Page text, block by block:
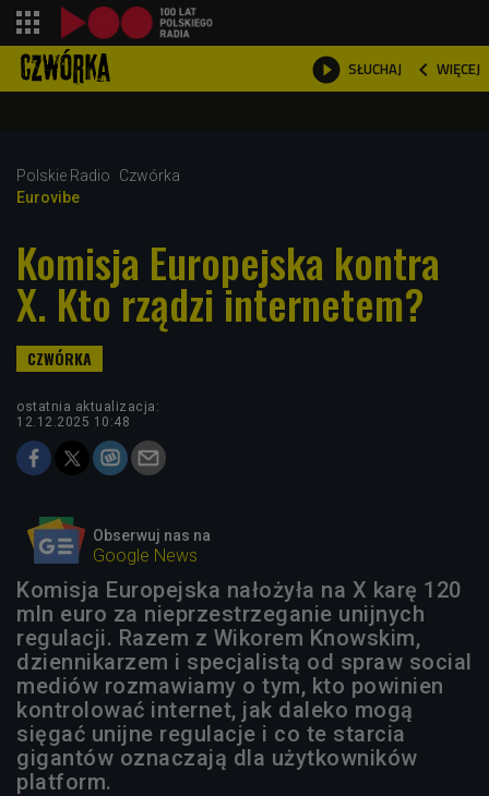
 SŁUCHAJ  WIĘCEJ

Polskie Radio
Czwórka
Eurovibe
Komisja Europejska kontra
X. Kto rządzi internetem?
ostatnia aktualizacja:
12.12.2025 10:48
Obserwuj nas na
Google News
Komisja Europejska nałożyła na X karę 120
mln euro za nieprzestrzeganie unijnych
regulacji. Razem z Wikorem Knowskim,
dziennikarzem i specjalistą od spraw social
mediów rozmawiamy o tym, kto powinien
kontrolować internet, jak daleko mogą
sięgać unijne regulacje i co te starcia
gigantów oznaczają dla użytkowników
platform.